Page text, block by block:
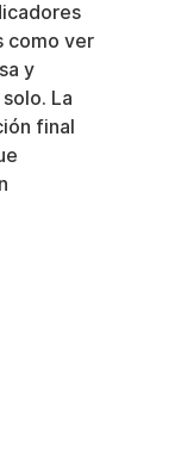
como ver
y
La
final